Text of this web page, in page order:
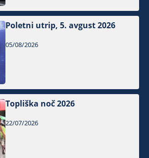
Poletni utrip, 5. avgust 2026
05/08/2026
Topliška noč 2026
22/07/2026